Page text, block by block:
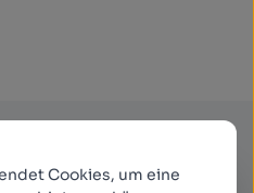
unseren regelmäßig
Cookies, um eine